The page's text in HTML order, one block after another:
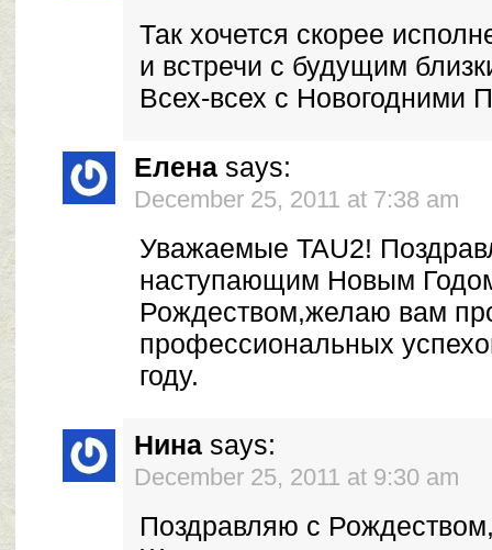
Так хочется скорее
и встречи с будущим
Всех-всех с Новогодними
Елена says:
December 25, 2011 at 7:38 am
Уважаемые TAU2!
наступающим Новым
Рождеством,желаю вам
профессиональных
году.
Нина says:
December 25, 2011 at 9:30 am
Поздравляю с